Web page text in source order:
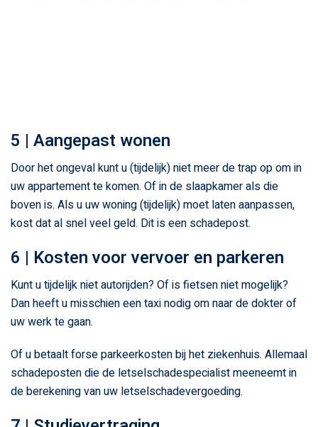
5 | Aangepast wonen
Door het ongeval kunt u (tijdelijk) niet meer de trap op om in
uw appartement te komen. Of in de slaapkamer als die
boven is. Als u uw woning (tijdelijk) moet laten aanpassen,
kost dat al snel veel geld. Dit is een schadepost.
6 | Kosten voor vervoer en parkeren
Kunt u tijdelijk niet autorijden? Of is fietsen niet mogelijk?
Dan heeft u misschien een taxi nodig om naar de dokter of
uw werk te gaan.
Of u betaalt forse parkeerkosten bij het ziekenhuis. Allemaal
schadeposten die de letselschadespecialist meeneemt in
de berekening van uw letselschadevergoeding.